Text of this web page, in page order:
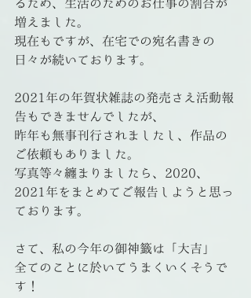
るため、生活のためのお仕事の割合が
増えました。
現在もですが、在宅での宛名書きの
日々が続いております。
2021年の年賀状雑誌の発売さえ活動報
告もできませんでしたが、
昨年も無事刊行されましたし、作品の
ご依頼もありました。
写真等々纏まりましたら、2020、
2021年をまとめてご報告しようと思っ
ております。
さて、私の今年の御神籤は「大吉」
全てのことに於いてうまくいくそうで
す！